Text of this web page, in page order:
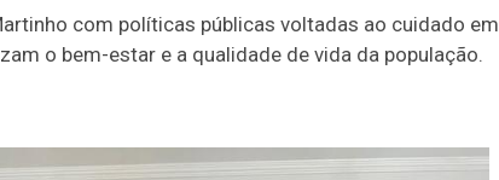
com políticas públicas voltadas ao cuidado em
o bem-estar e a qualidade de vida da população.